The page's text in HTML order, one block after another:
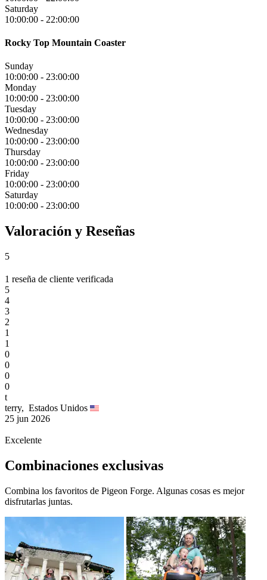
Saturday
10:00:00 - 22:00:00
Rocky Top Mountain Coaster
Sunday
10:00:00 - 23:00:00
Monday
10:00:00 - 23:00:00
Tuesday
10:00:00 - 23:00:00
Wednesday
10:00:00 - 23:00:00
Thursday
10:00:00 - 23:00:00
Friday
10:00:00 - 23:00:00
Saturday
10:00:00 - 23:00:00
Valoración y Reseñas
5
1 reseña de cliente verificada
5
4
3
2
1
1
0
0
0
0
t
terry, Estados Unidos
25 jun 2026
Excelente
Combinaciones exclusivas
Combina los favoritos de Pigeon Forge. Algunas cosas es mejor
disfrutarlas juntas.